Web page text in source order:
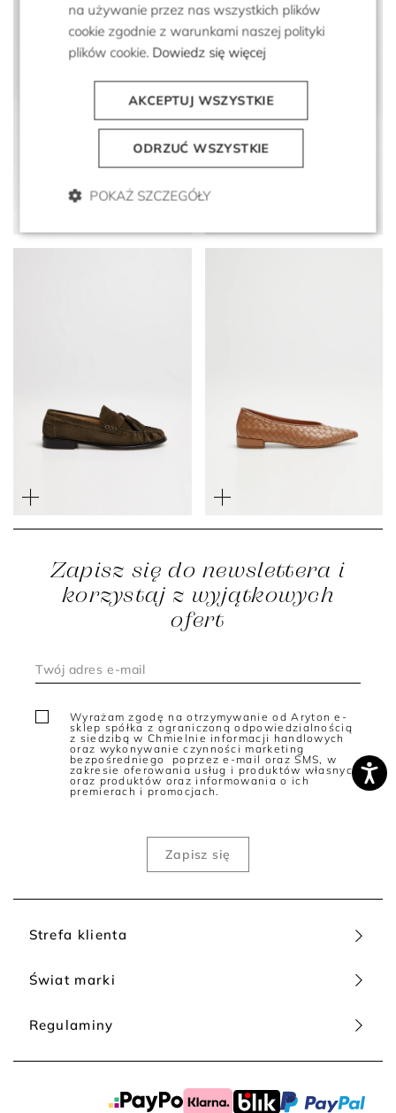
ze skóry zamszowej
Strefa klienta
Świat marki
Regulaminy
Zapisz się do newslettera i
korzystaj z wyjątkowych
ofert
Wyrażam zgodę na otrzymywanie od Aryton e-
sklep spółka z ograniczoną odpowiedzialnością
z siedzibą w Chmielnie informacji handlowych
oraz wykonywanie czynności marketing
bezpośredniego poprzez e-mail oraz SMS, w
zakresie oferowania usług i produktów własnych
oraz produktów oraz informowania o ich
premierach i promocjach.
na używanie przez nas wszystkich plików
cookie zgodnie z warunkami naszej polityki
plików cookie. Dowiedz się więcej
AKCEPTUJ WSZYSTKIE
ODRZUĆ WSZYSTKIE
POKAŻ SZCZEGÓŁY